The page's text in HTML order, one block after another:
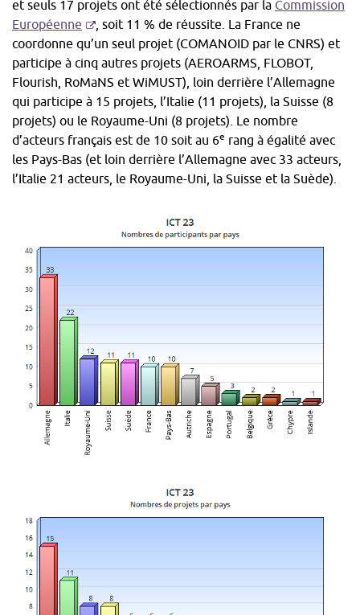
dans
une
nouvelle
fenêtre
et seuls 17 projets ont été sélectionnés par la Commission
Européenne
S'ouvre
dans
une
nouvelle
fenêtre
, soit 11 % de réussite. La France ne
coordonne qu’un seul projet (COMANOID par le CNRS) et
participe à cinq autres projets (AEROARMS, FLOBOT,
Flourish, RoMaNS et WiMUST), loin derrière l’Allemagne
qui participe à 15 projets, l’Italie (11 projets), la Suisse (8
projets) ou le Royaume-Uni (8 projets). Le nombre
d’acteurs français est de 10 soit au 6e rang à égalité avec
les Pays-Bas (et loin derrière l’Allemagne avec 33 acteurs,
l’Italie 21 acteurs, le Royaume-Uni, la Suisse et la Suède).
nombre de
participants
par pays à